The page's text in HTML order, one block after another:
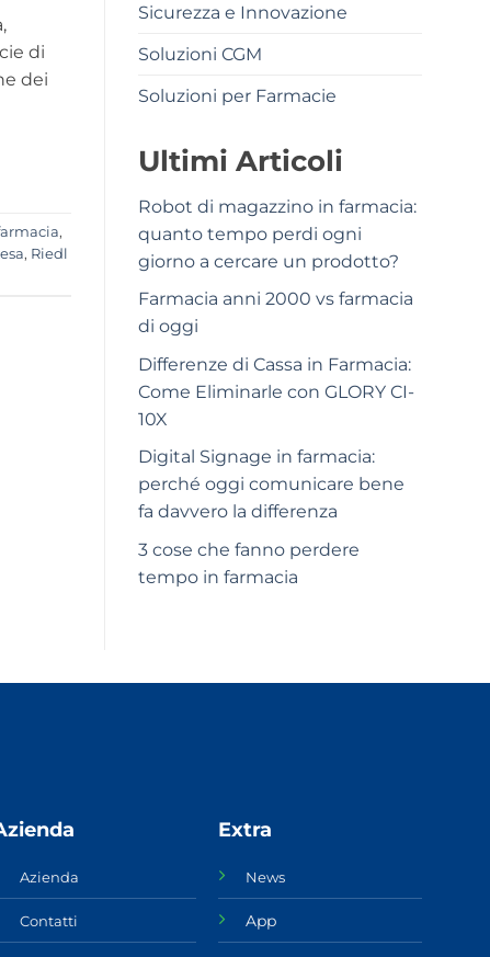
di
dei
,
, Riedl
Sicurezza e Innovazione
Soluzioni CGM
Soluzioni per Farmacie
Ultimi Articoli
Robot di magazzino in farmacia:
quanto tempo perdi ogni
giorno a cercare un prodotto?
Farmacia anni 2000 vs farmacia
di oggi
Differenze di Cassa in Farmacia:
Come Eliminarle con GLORY CI-
10X
Digital Signage in farmacia:
perché oggi comunicare bene
fa davvero la differenza
3 cose che fanno perdere
tempo in farmacia
Azienda
Contatti
Extra
News
App